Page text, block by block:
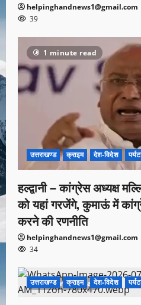
helpinghandnews1@gmail.com
39
1 minute read
उत्तराखण्ड क्राइम देश-विदेश
हल्द्वानी – कांग्रेस अध्यक्ष
को यहां गरजेंगे, कुमाऊं में
करने की रणनीति
helpinghandnews1@gmail.com
34
1 minute read
उत्तराखण्ड क्राइम देश-विदेश